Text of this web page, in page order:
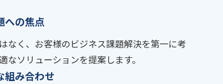
への焦点
なく、お客様のビジネス課題解決を第一に考
なソリューションを提案します。
組み合わせ